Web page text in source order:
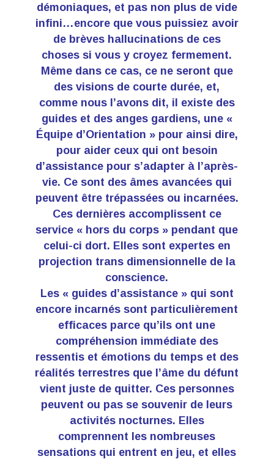
démoniaques, et pas non plus de vide
infini…encore que vous puissiez avoir
de brèves hallucinations de ces
choses si vous y croyez fermement.
Même dans ce cas, ce ne seront que
des visions de courte durée, et,
comme nous l’avons dit, il existe des
guides et des anges gardiens, une «
Équipe d’Orientation » pour ainsi dire,
pour aider ceux qui ont besoin
d’assistance pour s’adapter à l’après-
vie. Ce sont des âmes avancées qui
peuvent être trépassées ou incarnées.
Ces dernières accomplissent ce
service « hors du corps » pendant que
celui-ci dort. Elles sont expertes en
projection trans dimensionnelle de la
conscience.
Les « guides d’assistance » qui sont
encore incarnés sont particulièrement
efficaces parce qu’ils ont une
compréhension immédiate des
ressentis et émotions du temps et des
réalités terrestres que l’âme du défunt
vient juste de quitter. Ces personnes
peuvent ou pas se souvenir de leurs
activités nocturnes. Elles
comprennent les nombreuses
sensations qui entrent en jeu, et elles